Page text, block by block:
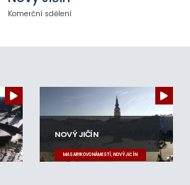
Komerční sdělení
NOVÝ JIČÍN
MASARYKOVO NÁMĚSTÍ, NOVÝ JIČÍN